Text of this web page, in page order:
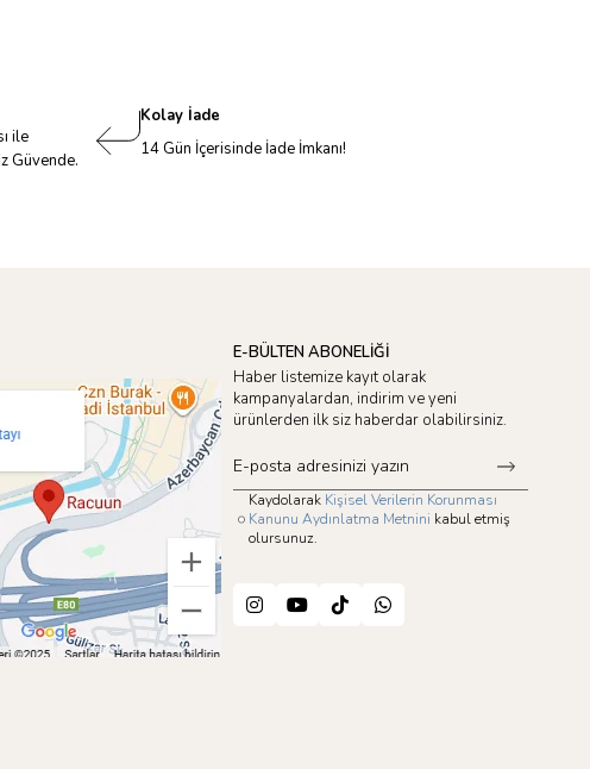
ile
Güvende.
Kolay İade
14 Gün İçerisinde İade İmkanı!
E-BÜLTEN ABONELİĞİ
Haber listemize kayıt olarak
kampanyalardan, indirim ve yeni
ürünlerden ilk siz haberdar olabilirsiniz.
Kaydolarak Kişisel Verilerin Korunması
Kanunu Aydınlatma Metnini kabul etmiş
olursunuz.